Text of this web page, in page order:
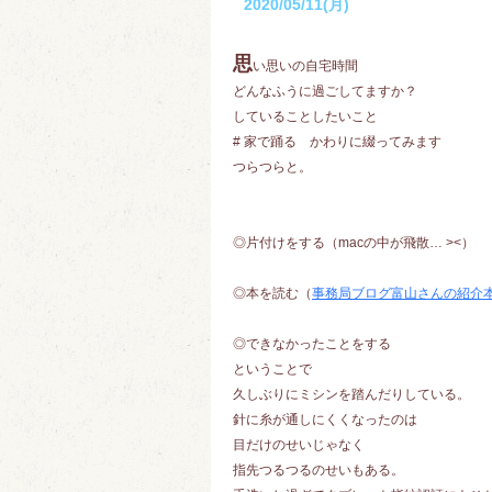
2020/05/11(月)
思い思いの自宅時間
どんなふうに過ごしてますか？
していることしたいこと
# 家で踊る かわりに綴ってみます
つらつらと。
◎片付けをする（macの中が飛散… ><）
◎本を読む（事務局ブログ富山さんの紹介
◎できなかったことをする
ということで
久しぶりにミシンを踏んだりしている。
針に糸が通しにくくなったのは
目だけのせいじゃなく
指先つるつるのせいもある。